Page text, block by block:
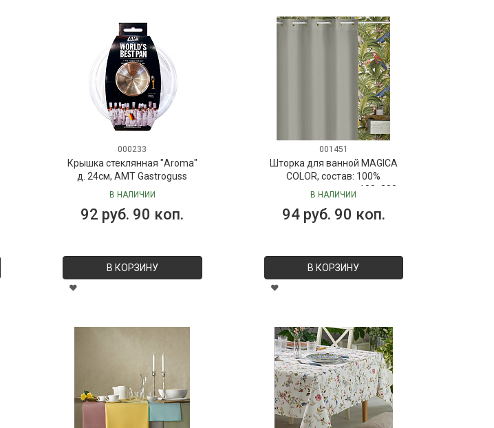
000233
Крышка стеклянная "Aroma"
д. 24см, AMT Gastroguss
В НАЛИЧИИ
92 руб. 90 коп.
В КОРЗИНУ
001451
Шторка для ванной MAGICA
COLOR, состав: 100%
полиэстер, размер: 180х200
В НАЛИЧИИ
94 руб. 90 коп.
В КОРЗИНУ